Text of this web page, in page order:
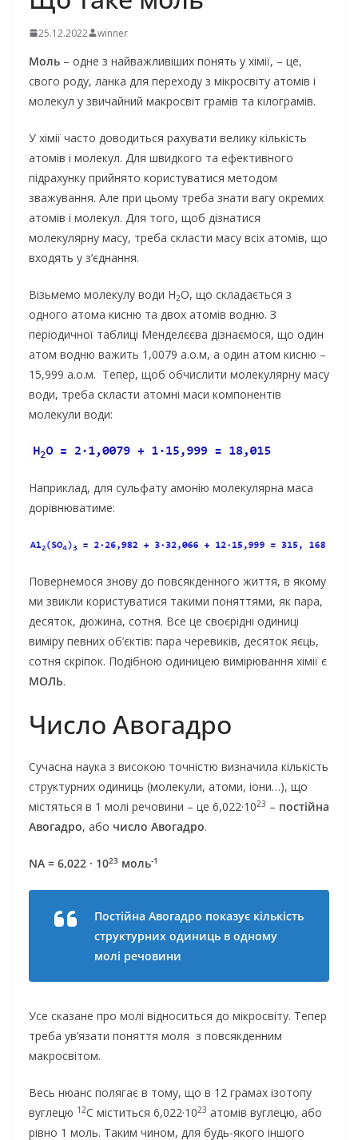
25.12.2022 winner
Моль – одне з найважливіших понять у хімії, – це,
свого роду, ланка для переходу з мікросвіту атомів і
молекул у звичайний макросвіт грамів та кілограмів.
У хімії часто доводиться рахувати велику кількість
атомів і молекул. Для швидкого та ефективного
підрахунку прийнято користуватися методом
зважування. Але при цьому треба знати вагу окремих
атомів і молекул. Для того, щоб дізнатися
молекулярну масу, треба скласти масу всіх атомів, що
входять у з’єднання.
Візьмемо молекулу води H2O, що складається з
одного атома кисню та двох атомів водню. З
періодичної таблиці Менделєєва дізнаємося, що один
атом водню важить 1,0079 а.о.м, а один атом кисню –
15,999 а.о.м. Тепер, щоб обчислити молекулярну масу
води, треба скласти атомні маси компонентів
молекули води:
Наприклад, для сульфату амонію молекулярна маса
дорівнюватиме:
Повернемося знову до повсякденного життя, в якому
ми звикли користуватися такими поняттями, як пара,
десяток, дюжина, сотня. Все це своєрідні одиниці
виміру певних об’єктів: пара черевиків, десяток яєць,
сотня скріпок. Подібною одиницею вимірювання хімії є
МОЛЬ.
Число Авогадро
Сучасна наука з високою точністю визначила кількість
структурних одиниць (молекули, атоми, іони…), що
містяться в 1 молі речовини – це 6,022·1023 – постійна
Авогадро, або число Авогадро.
NA = 6,022 · 1023 моль-1
Постійна Авогадро показує кількість
структурних одиниць в одному
молі речовини
Усе сказане про молі відноситься до мікросвіту. Тепер
треба ув’язати поняття моля з повсякденним
макросвітом.
Весь нюанс полягає в тому, що в 12 грамах ізотопу
вуглецю 12C міститься 6,022·1023 атомів вуглецю, або
рівно 1 моль. Таким чином, для будь-якого іншого